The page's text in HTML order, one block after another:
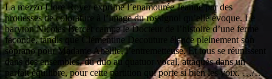
La mezzo Flore Royer exprime l’enamourée Jeanne par des
prouesses de colorature à l’image du rossignol qu’elle évoque. Le
baryton Nicolas Bercet campe le Docteur de l’histoire d’une ferme
faconde, tandis que Clémentine Decouture élance pleinement son
soprano pour Madame Abeille, l’entremetteuse. Et tous se réunissent
dans des ensembles, du duo au quatuor vocal, attaqués dans un
parfait équilibre, pour cette partition qui porte si bien les voix. …/…